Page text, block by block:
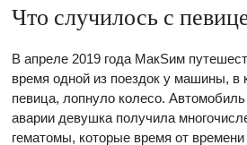
Что случилось с
В апреле 2019 года МакSим
время одной из поездок у машины, в
певица, лопнуло колесо.
аварии девушка получила
гематомы, которые время от